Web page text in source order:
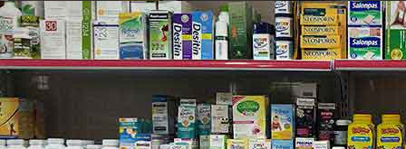
Công dụng NeoCell Super Collagen C:
Super Collagen +C bổ sung đầy đủ hai loại axit
amin đặc biệt là hydroxyproline và hydroxylysine